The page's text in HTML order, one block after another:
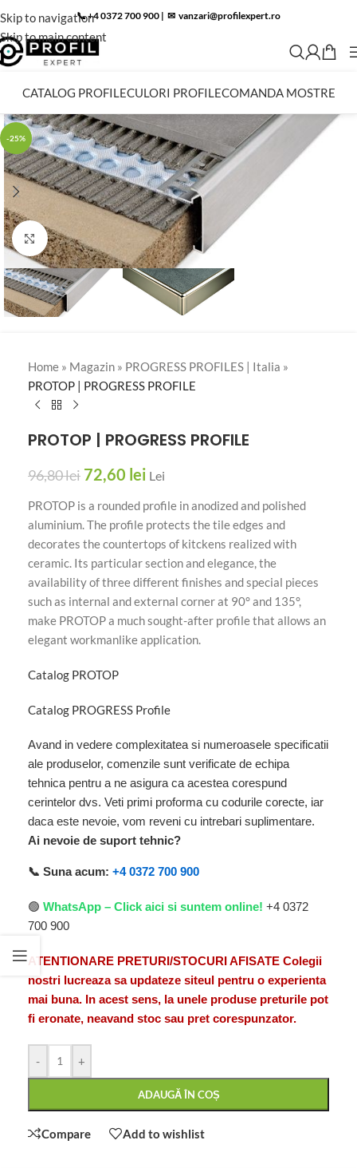
Skip to navigation
Skip to main content
📞 +4 0372 700 900 | ✉︎ vanzari@profilexpert.ro
CATALOG PROFILECULORI PROFILECOMANDA MOSTRE
-25%
Click to enlarge
Home » Magazin » PROGRESS PROFILES | Italia »
PROTOP | PROGRESS PROFILE
PROTOP | PROGRESS PROFILE
96,80lei 72,60 lei Lei
PROTOP is a rounded profile in anodized and polished
aluminium. The profile protects the tile edges and
decorates the countertops of kitckens realized with
ceramic. Its particular section and elegance, the
availability of three different finishes and special pieces
such as internal and external corner at 90° and 135°,
make PROTOP a much sought-after profile that allows an
elegant workmanlike application.
Catalog PROTOP
Catalog PROGRESS Profile
Avand in vedere complexitatea si numeroasele specificatii
ale produselor, comenzile sunt verificate de echipa
tehnica pentru a ne asigura ca acestea corespund
cerintelor dvs. Veti primi proforma cu codurile corecte, iar
daca este nevoie, vom reveni cu intrebari suplimentare.
Ai nevoie de suport tehnic?
📞 Suna acum: +4 0372 700 900
🟢 WhatsApp – Click aici si suntem online! +4 0372
700 900
ATENTIONARE PRETURI/STOCURI AFISATE Colegii
nostri lucreaza sa updateze siteul pentru o experienta
mai buna. In acest sens, la unele produse preturile pot
fi eronate, neavand stoc sau pret corespunzator.
- +
ADAUGĂ ÎN COȘ
Compare Add to wishlist